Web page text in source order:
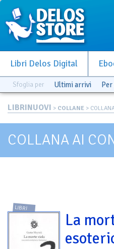
Libri Delos Digital
Sfoglia per Ultimi arrivi
LIBRINUOVI > COLLANE >
COLLANA AI
LIBRI
La